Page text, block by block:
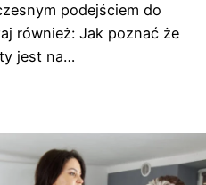
podejściem do
również: Jak poznać że
jest na…